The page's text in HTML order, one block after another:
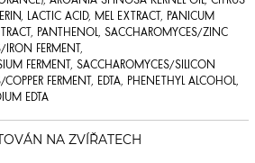
LACTIC ACID, MEL EXTRACT, PANICUM
PANTHENOL, SACCHAROMYCES/ZINC
IRON FERMENT,
FERMENT, SACCHAROMYCES/SILICON
FERMENT, EDTA, PHENETHYL ALCOHOL,
EDTA